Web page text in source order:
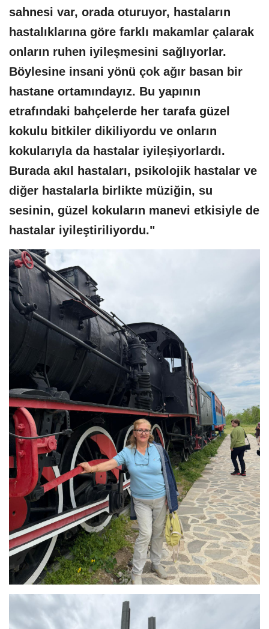
sahnesi var, orada oturuyor, hastaların
hastalıklarına göre farklı makamlar çalarak
onların ruhen iyileşmesini sağlıyorlar.
Böylesine insani yönü çok ağır basan bir
hastane ortamındayız. Bu yapının
etrafındaki bahçelerde her tarafa güzel
kokulu bitkiler dikiliyordu ve onların
kokularıyla da hastalar iyileşiyorlardı.
Burada akıl hastaları, psikolojik hastalar ve
diğer hastalarla birlikte müziğin, su
sesinin, güzel kokuların manevi etkisiyle de
hastalar iyileştiriliyordu."